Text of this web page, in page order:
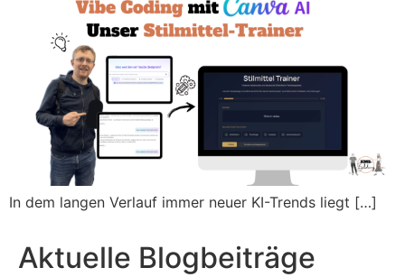
In dem langen Verlauf immer neuer KI-Trends liegt […]
Aktuelle Blogbeiträge